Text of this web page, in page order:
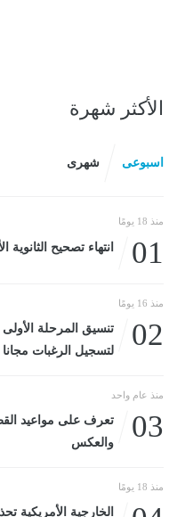
الأكثر شهرة
اسبوعى شهرى
منذ 18 يومًا
01 انتهاء تصحيح الثانوية
منذ 16 يومًا
02
لتسجيل الرغبات مجانا
منذ عام واحد
03
تعرف على مواعيد
والعكس
منذ 18 يومًا
الخارجية الأمريكية